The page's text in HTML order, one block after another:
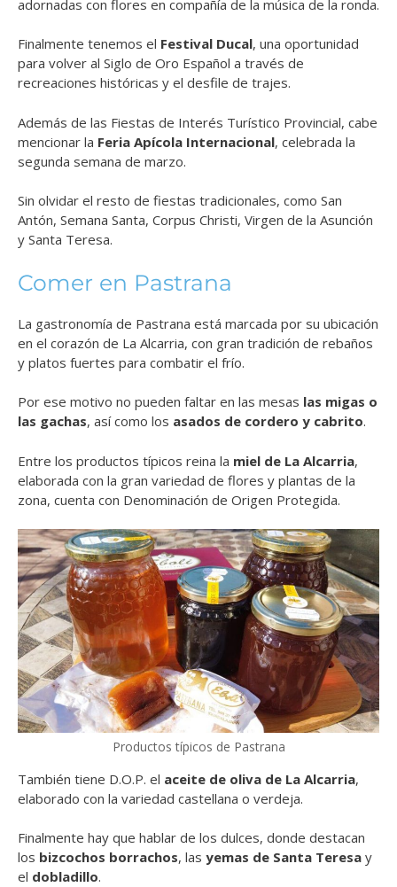
adornadas con flores en compañía de la música de la ronda.
Finalmente tenemos el Festival Ducal, una oportunidad
para volver al Siglo de Oro Español a través de
recreaciones históricas y el desfile de trajes.
Además de las Fiestas de Interés Turístico Provincial, cabe
mencionar la Feria Apícola Internacional, celebrada la
segunda semana de marzo.
Sin olvidar el resto de fiestas tradicionales, como San
Antón, Semana Santa, Corpus Christi, Virgen de la Asunción
y Santa Teresa.
Comer en Pastrana
La gastronomía de Pastrana está marcada por su ubicación
en el corazón de La Alcarria, con gran tradición de rebaños
y platos fuertes para combatir el frío.
Por ese motivo no pueden faltar en las mesas las migas o
las gachas, así como los asados de cordero y cabrito.
Entre los productos típicos reina la miel de La Alcarria,
elaborada con la gran variedad de flores y plantas de la
zona, cuenta con Denominación de Origen Protegida.
Productos típicos de Pastrana
También tiene D.O.P. el aceite de oliva de La Alcarria,
elaborado con la variedad castellana o verdeja.
Finalmente hay que hablar de los dulces, donde destacan
los bizcochos borrachos, las yemas de Santa Teresa y
el dobladillo.